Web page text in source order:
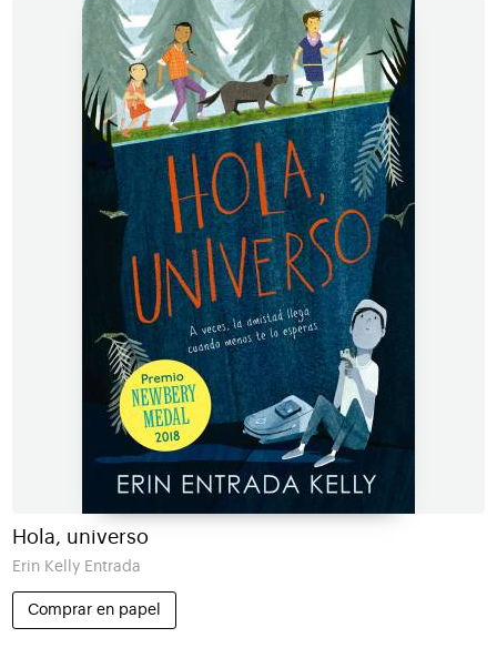
Hola, universo
Erin Kelly Entrada
Comprar en papel